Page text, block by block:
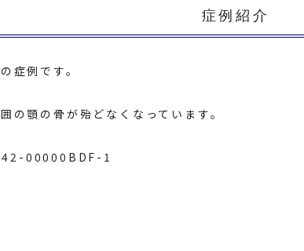
症例紹介
症例です。
の顎の骨が殆どなくなっています。